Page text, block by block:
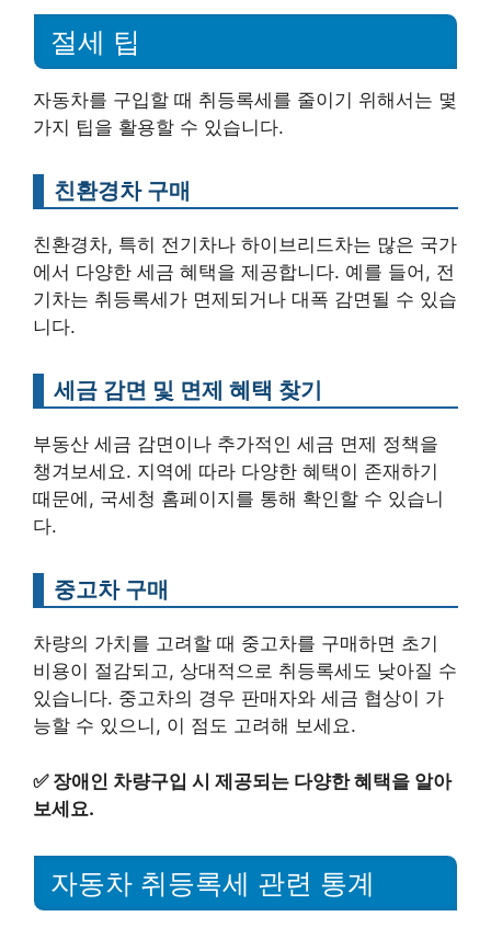
절세 팁
자동차를 구입할 때 취등록세를 줄이기 위해서는 몇
가지 팁을 활용할 수 있습니다.
친환경차 구매
친환경차, 특히 전기차나 하이브리드차는 많은 국가
에서 다양한 세금 혜택을 제공합니다. 예를 들어, 전
기차는 취등록세가 면제되거나 대폭 감면될 수 있습
니다.
세금 감면 및 면제 혜택 찾기
부동산 세금 감면이나 추가적인 세금 면제 정책을
챙겨보세요. 지역에 따라 다양한 혜택이 존재하기
때문에, 국세청 홈페이지를 통해 확인할 수 있습니
다.
중고차 구매
차량의 가치를 고려할 때 중고차를 구매하면 초기
비용이 절감되고, 상대적으로 취등록세도 낮아질 수
있습니다. 중고차의 경우 판매자와 세금 협상이 가
능할 수 있으니, 이 점도 고려해 보세요.
✅ 장애인 차량구입 시 제공되는 다양한 혜택을 알아
보세요.
자동차 취등록세 관련 통계